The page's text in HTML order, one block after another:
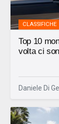
CLASSIFICHE
Top 10
volta ci
Daniele Di